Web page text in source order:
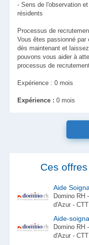
- Sens de l'observation
résidents
Processus de
Vous êtes passionné
dès maintenant et
pouvons vous aider à
processus de
Expérience : 0 mois
Expérience : 0 mois
Ces
Aide
Domino RH
d'Azur -
Aide-
Domino RH
d'Azur -